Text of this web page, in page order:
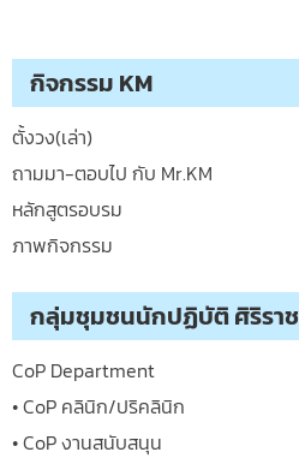
กิจกรรม KM
ตั้งวง(เล่า)
ถามมา-ตอบไป กับ Mr.KM
หลักสูตรอบรม
ภาพกิจกรรม
กลุ่มชุมชนนักปฏิบัติ ศิริราช
CoP Department
• CoP คลินิก/ปริคลินิก
• CoP งานสนับสนุน